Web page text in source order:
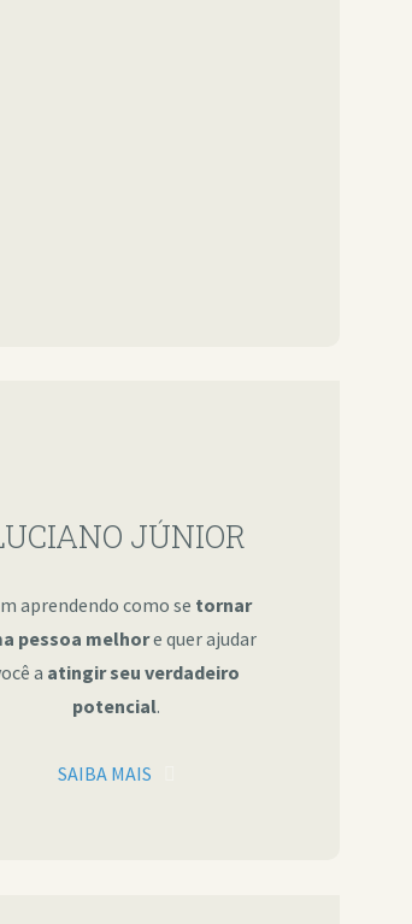
JÚNIOR
aprendendo como se tornar
pessoa melhore quer ajudar
a atingir seu verdadeiro
potencial.
SAIBA MAIS